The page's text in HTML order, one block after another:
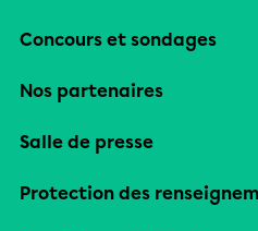
Concours et sondages
Nos partenaires
Salle de presse
Protection des